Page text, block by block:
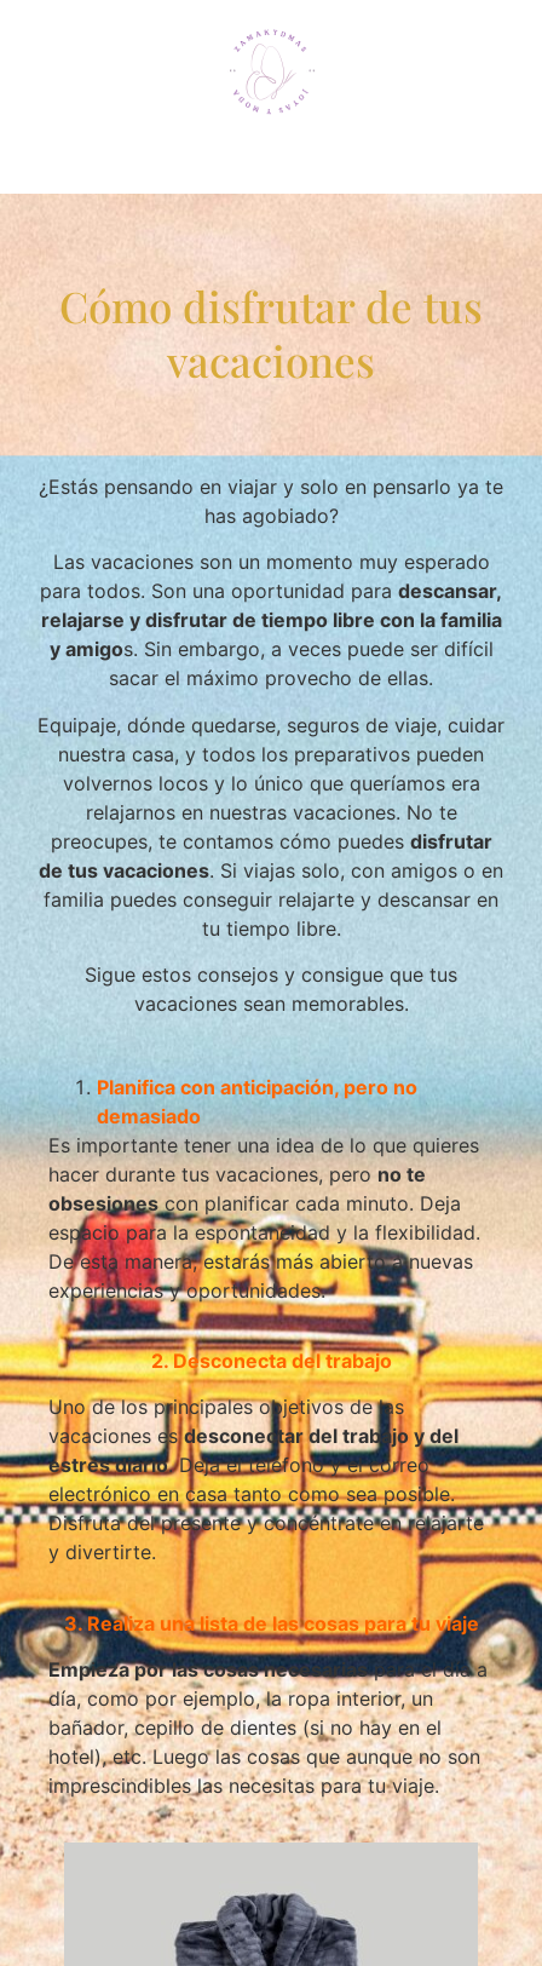
Cómo disfrutar de tus
vacaciones
¿Estás pensando en viajar y solo en pensarlo ya te
has agobiado?
Las vacaciones son un momento muy esperado
para todos. Son una oportunidad para descansar,
relajarse y disfrutar de tiempo libre con la familia
y amigos. Sin embargo, a veces puede ser difícil
sacar el máximo provecho de ellas.
Equipaje, dónde quedarse, seguros de viaje, cuidar
nuestra casa, y todos los preparativos pueden
volvernos locos y lo único que queríamos era
relajarnos en nuestras vacaciones. No te
preocupes, te contamos cómo puedes disfrutar
de tus vacaciones. Si viajas solo, con amigos o en
familia puedes conseguir relajarte y descansar en
tu tiempo libre.
Sigue estos consejos y consigue que tus
vacaciones sean memorables.
Planifica con anticipación, pero no
demasiado
Es importante tener una idea de lo que quieres
hacer durante tus vacaciones, pero no te
obsesiones con planificar cada minuto. Deja
espacio para la espontaneidad y la flexibilidad.
De esta manera, estarás más abierto a nuevas
experiencias y oportunidades.
2. Desconecta del trabajo
Uno de los principales objetivos de las
vacaciones esdesconectar del trabajo y del
estrés diario. Deja el teléfono y el correo
electrónico en casa tanto como sea posible.
Disfruta del presente y concéntrate en relajarte
y divertirte.
3. Realiza una lista de las cosas para tu viaje
Empieza por las cosas necesariaspara el día a
día, como por ejemplo, la ropa interior, un
bañador, cepillo de dientes (si no hay en el
hotel), etc. Luego las cosas que aunque no son
imprescindibles las necesitas para tu viaje.